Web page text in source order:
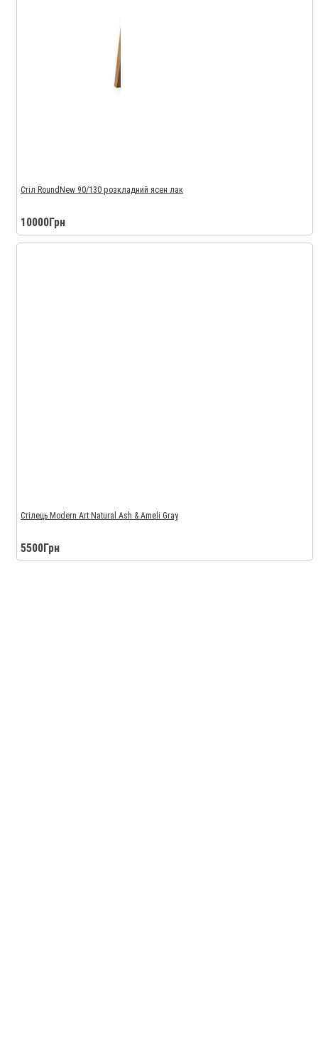
Стіл RoundNew 90/130 розкладний ясен лак
10000Грн
Стілець Modern Art Natural Ash & Ameli Gray
5500Грн